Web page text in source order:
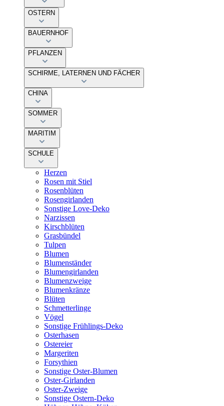
OSTERN
BAUERNHOF
PFLANZEN
SCHIRME, LATERNEN UND FÄCHER
CHINA
SOMMER
MARITIM
SCHULE
Herzen
Rosen mit Stiel
Rosenblüten
Rosengirlanden
Sonstige Love-Deko
Narzissen
Kirschblüten
Grasbündel
Tulpen
Blumen
Blumenständer
Blumengirlanden
Blumenzweige
Blumenkränze
Blüten
Schmetterlinge
Vögel
Sonstige Frühlings-Deko
Osterhasen
Ostereier
Margeriten
Forsythien
Sonstige Oster-Blumen
Oster-Girlanden
Oster-Zweige
Sonstige Ostern-Deko